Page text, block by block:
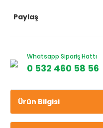
Paylaş
Whatsapp Sipariş Hattı
0 532 460 58 56
Ürün Bilgisi